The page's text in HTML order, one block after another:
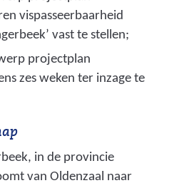
vispasseerbaarheid
vast te stellen;
projectplan
zes weken ter inzage te
in de provincie
van Oldenzaal naar